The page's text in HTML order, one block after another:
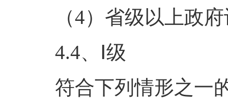
（4）省级以上政
4.4、Ⅰ级
符合下列情形之一